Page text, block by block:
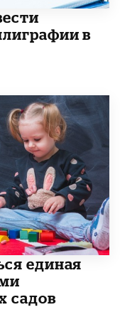
в
единая
садов